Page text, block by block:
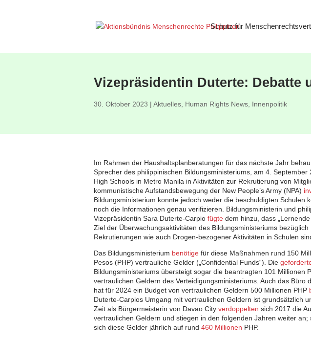
Schutz für
Vizepräsidentin Duterte: Debatte
30. Oktober 2023 | Aktuelles Human Rights News Innenpolitik
Im Rahmen der Haushaltsplanberatungen für das nächste Jahr
Sprecher des philippinischen Bildungsministeriums, am 4. September
High Schools in Metro Manila in Aktivitäten zur Rekrutierung von
kommunistische Aufstandsbewegung der New People’s Army (NPA)
Bildungsministerium konnte jedoch weder die beschuldigten Schulen
noch die Informationen genau verifizieren. Bildungsministerin und
Vizepräsidentin Sara Duterte-Carpio fügte dem hinzu, dass
Ziel der Überwachungsaktivitäten des Bildungsministeriums bezüglich
Rekrutierungen wie auch Drogen-bezogener Aktivitäten in Schulen
Das Bildungsministerium benötige für diese Maßnahmen rund 150
Pesos (PHP) vertrauliche Gelder („Confidential Funds“). Die
Bildungsministeriums übersteigt sogar die beantragten 101 Millionen
vertraulichen Geldern des Verteidigungsministeriums. Auch das Büro
hat für 2024 ein Budget von vertraulichen Geldern 500 Millionen PHP
Duterte-Carpios Umgang mit vertraulichen Geldern ist grundsätzlich
Zeit als Bürgermeisterin von Davao City verdoppelten sich 2017 die
vertraulichen Geldern und stiegen in den folgenden Jahren weiter an;
sich diese Gelder jährlich auf rund 460 Millionen PHP.